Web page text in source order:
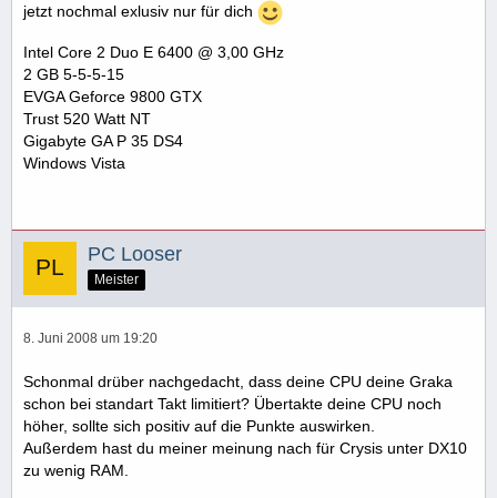
jetzt nochmal exlusiv nur für dich
Intel Core 2 Duo E 6400 @ 3,00 GHz
2 GB 5-5-5-15
EVGA Geforce 9800 GTX
Trust 520 Watt NT
Gigabyte GA P 35 DS4
Windows Vista
PC Looser
Meister
8. Juni 2008 um 19:20
Schonmal drüber nachgedacht, dass deine CPU deine Graka
schon bei standart Takt limitiert? Übertakte deine CPU noch
höher, sollte sich positiv auf die Punkte auswirken.
Außerdem hast du meiner meinung nach für Crysis unter DX10
zu wenig RAM.